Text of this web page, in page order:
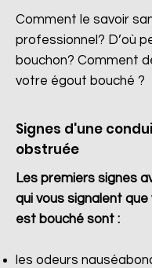
Comment le savoir
professionnel? D’où
bouchon? Comment
votre égout bouché ?
Signes d'une
obstruée
Les premiers signes
qui vous signalent
est bouché sont :
les odeurs